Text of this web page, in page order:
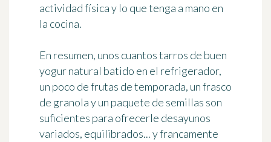
actividad física y lo que tenga a mano en
la cocina.
En resumen, unos cuantos tarros de buen
yogur natural batido en el refrigerador,
un poco de frutas de temporada, un frasco
de granola y un paquete de semillas son
suficientes para ofrecerle desayunos
variados, equilibrados... y francamente